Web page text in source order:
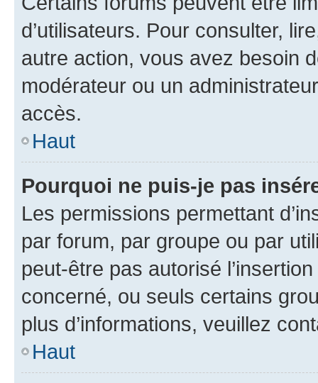
d’utilisateurs. Pour consulter,
autre action, vous avez besoin
modérateur ou un
accès.
Haut
Pourquoi ne puis-je pas
Les permissions permettant
par forum, par groupe ou par
peut-être pas autorisé
concerné, ou seuls certains
plus d’informations, veuillez
Haut